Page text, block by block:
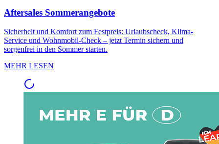
Aftersales Sommerangebote
Sicherheit und Komfort zum Festpreis: Urlaubscheck, Klima-
Service und Wohnmobil-Check – jetzt Termin sichern und
sorgenfrei in den Sommer starten.
MEHR LESEN